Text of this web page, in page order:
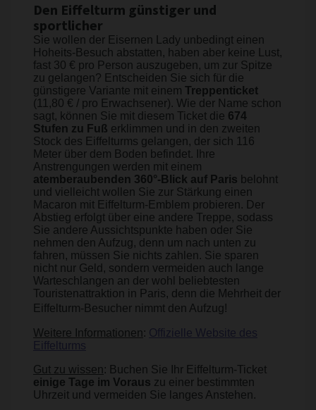
Den Eiffelturm günstiger und
sportlicher
Sie wollen der Eisernen Lady unbedingt einen
Hoheits-Besuch abstatten, haben aber keine Lust,
fast 30 € pro Person auszugeben, um zur Spitze
zu gelangen? Entscheiden Sie sich für die
günstigere Variante mit einem Treppenticket
(11,80 € / pro Erwachsener). Wie der Name schon
sagt, können Sie mit diesem Ticket die 674
Stufen zu Fuß erklimmen und in den zweiten
Stock des Eiffelturms gelangen, der sich 116
Meter über dem Boden befindet. Ihre
Anstrengungen werden mit einem
atemberaubenden 360°-Blick auf Paris belohnt
und vielleicht wollen Sie zur Stärkung einen
Macaron mit Eiffelturm-Emblem probieren. Der
Abstieg erfolgt über eine andere Treppe, sodass
Sie andere Aussichtspunkte haben oder Sie
nehmen den Aufzug, denn um nach unten zu
fahren, müssen Sie nichts zahlen. Sie sparen
nicht nur Geld, sondern vermeiden auch lange
Warteschlangen an der wohl beliebtesten
Touristenattraktion in Paris, denn die Mehrheit der
Eiffelturm-Besucher nimmt den Aufzug!
Weitere Informationen: Offizielle Website des
Eiffelturms
Gut zu wissen: Buchen Sie Ihr Eiffelturm-Ticket
einige Tage im Voraus zu einer bestimmten
Uhrzeit und vermeiden Sie langes Anstehen.